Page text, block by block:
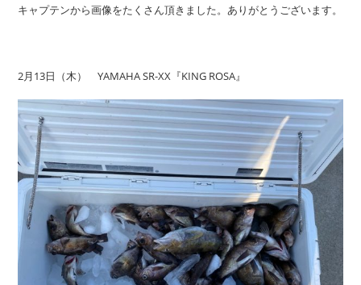
キャプテンから画像をたくさん頂きました。ありがとうございます。
2月13日（木） YAMAHA SR-XX『KING ROSA』